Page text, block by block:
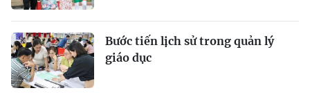
Bước tiến lịch sử trong quản lý
giáo dục